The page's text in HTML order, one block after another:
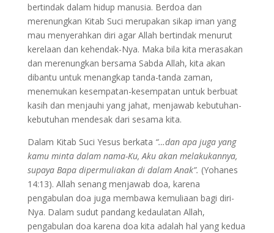
bertindak dalam hidup manusia. Berdoa dan
merenungkan Kitab Suci merupakan sikap iman yang
mau menyerahkan diri agar Allah bertindak menurut
kerelaan dan kehendak-Nya. Maka bila kita merasakan
dan merenungkan bersama Sabda Allah, kita akan
dibantu untuk menangkap tanda-tanda zaman,
menemukan kesempatan-kesempatan untuk berbuat
kasih dan menjauhi yang jahat, menjawab kebutuhan-
kebutuhan mendesak dari sesama kita.
Dalam Kitab Suci Yesus berkata “…dan apa juga yang
kamu minta dalam nama-Ku, Aku akan melakukannya,
supaya Bapa dipermuliakan di dalam Anak”. (Yohanes
14:13). Allah senang menjawab doa, karena
pengabulan doa juga membawa kemuliaan bagi diri-
Nya. Dalam sudut pandang kedaulatan Allah,
pengabulan doa karena doa kita adalah hal yang kedua